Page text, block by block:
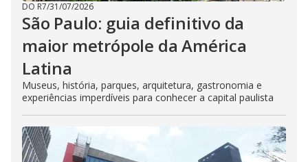
DO R7/31/07/2026
São Paulo: guia definitivo da
maior metrópole da América
Latina
Museus, história, parques, arquitetura, gastronomia e
experiências imperdíveis para conhecer a capital paulista